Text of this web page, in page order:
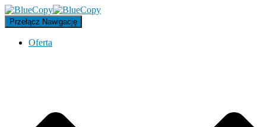
Przełącz Nawigację
Oferta